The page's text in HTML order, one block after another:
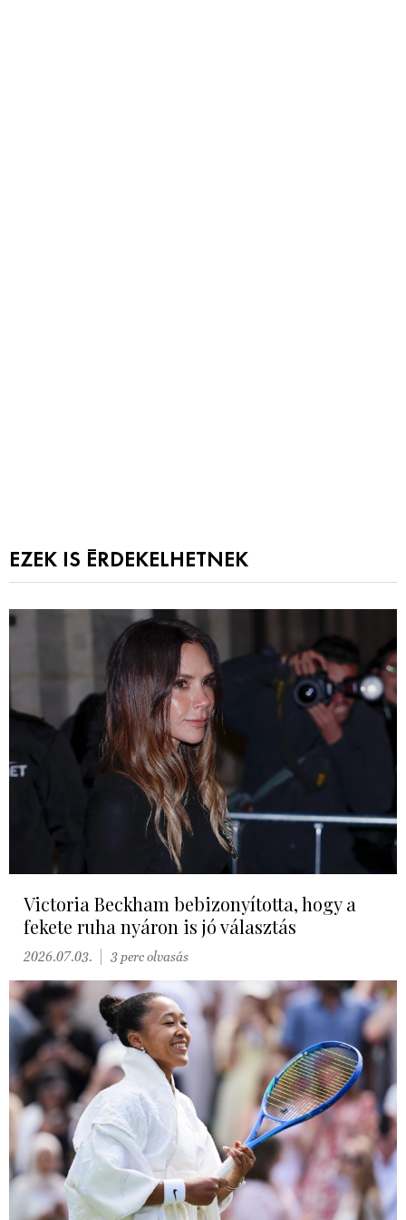
EZEK IS ÉRDEKELHETNEK
Victoria Beckham bebizonyította, hogy a
fekete ruha nyáron is jó választás
2026.07.03. 3 perc olvasás